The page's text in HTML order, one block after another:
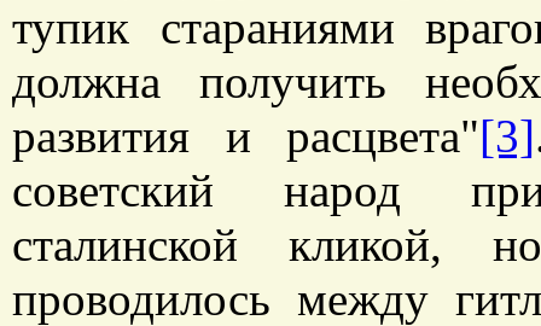
тупик стараниями
должна получить
развития и расцвета"[3]
советский народ
сталинской кликой,
проводилось между